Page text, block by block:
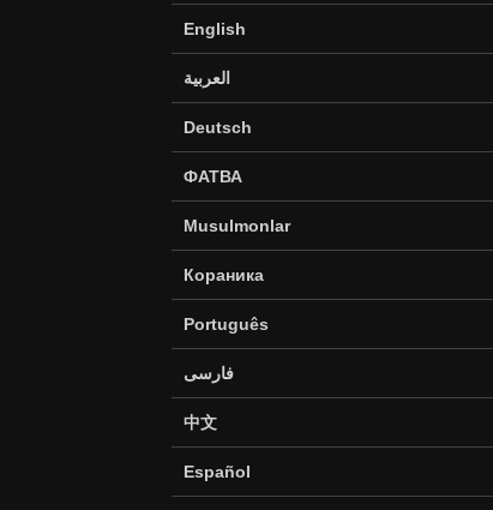
English
العربية
Deutsch
ФАТВА
Musulmonlar
Кораника
Português
فارسی
中文
Español